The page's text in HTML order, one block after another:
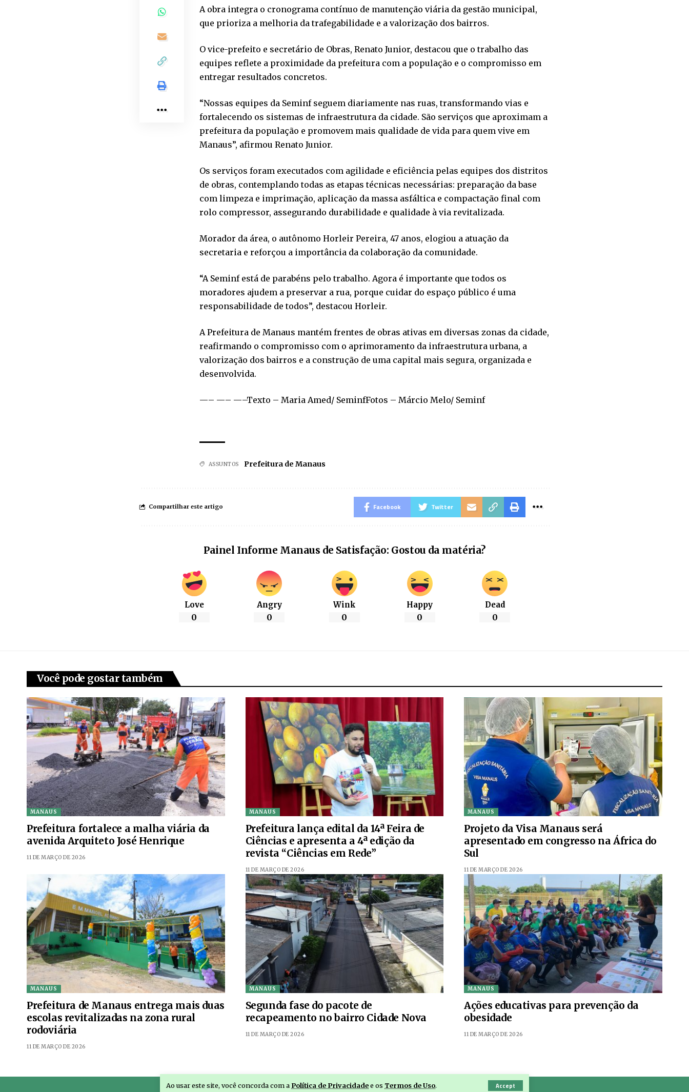
Ao usar este site, você concorda com a Política de Privacidadee os Termos de Uso. Accept
A obra integra o cronograma contínuo de manutenção viária da gestão municipal,
que prioriza a melhoria da trafegabilidade e a valorização dos bairros.
O vice-prefeito e secretário de Obras, Renato Junior, destacou que o trabalho das
equipes reflete a proximidade da prefeitura com a população e o compromisso em
entregar resultados concretos.
“Nossas equipes da Seminf seguem diariamente nas ruas, transformando vias e
fortalecendo os sistemas de infraestrutura da cidade. São serviços que aproximam a
prefeitura da população e promovem mais qualidade de vida para quem vive em
Manaus”, afirmou Renato Junior.
Os serviços foram executados com agilidade e eficiência pelas equipes dos distritos
de obras, contemplando todas as etapas técnicas necessárias: preparação da base
com limpeza e imprimação, aplicação da massa asfáltica e compactação final com
rolo compressor, assegurando durabilidade e qualidade à via revitalizada.
Morador da área, o autônomo Horleir Pereira, 47 anos, elogiou a atuação da
secretaria e reforçou a importância da colaboração da comunidade.
“A Seminf está de parabéns pelo trabalho. Agora é importante que todos os
moradores ajudem a preservar a rua, porque cuidar do espaço público é uma
responsabilidade de todos”, destacou Horleir.
A Prefeitura de Manaus mantém frentes de obras ativas em diversas zonas da cidade,
reafirmando o compromisso com o aprimoramento da infraestrutura urbana, a
valorização dos bairros e a construção de uma capital mais segura, organizada e
desenvolvida.
—– —– —–Texto – Maria Amed/ SeminfFotos – Márcio Melo/ Seminf
ASSUNTOS Prefeitura de Manaus
Compartilhar este artigo Facebook Twitter
Painel Informe Manaus de Satisfação: Gostou da matéria?
Love
0
Angry
0
Wink
0
Happy
0
Dead
0
Você pode gostar também
MANAUS
Prefeitura fortalece a malha viária da
avenida Arquiteto José Henrique
11 DE MARÇO DE 2026
MANAUS
Prefeitura lança edital da 14ª Feira de
Ciências e apresenta a 4ª edição da
revista “Ciências em Rede”
11 DE MARÇO DE 2026
MANAUS
Projeto da Visa Manaus será
apresentado em congresso na África do
Sul
11 DE MARÇO DE 2026
MANAUS
Prefeitura de Manaus entrega mais duas
escolas revitalizadas na zona rural
rodoviária
11 DE MARÇO DE 2026
MANAUS
Segunda fase do pacote de
recapeamento no bairro Cidade Nova
11 DE MARÇO DE 2026
MANAUS
Ações educativas para prevenção da
obesidade
11 DE MARÇO DE 2026